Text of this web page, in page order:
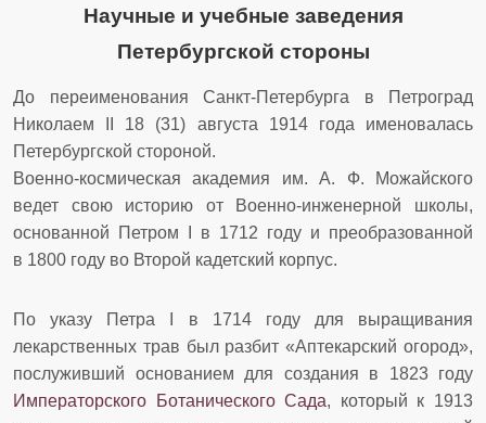
Научные и учебные заведения
Петербургской стороны
До переименования Санкт-Петербурга в Петроград
Николаем II 18 (31) августа 1914 года именовалась
Петербургской стороной.
Военно-космическая академия им. А. Ф. Можайского
ведет свою историю от Военно-инженерной школы,
основанной Петром I в 1712 году и преобразованной
в 1800 году во Второй кадетский корпус.
По указу Петра I в 1714 году для выращивания
лекарственных трав был разбит «Аптекарский огород»,
послуживший основанием для создания в 1823 году
Императорского Ботанического Сада, который к 1913